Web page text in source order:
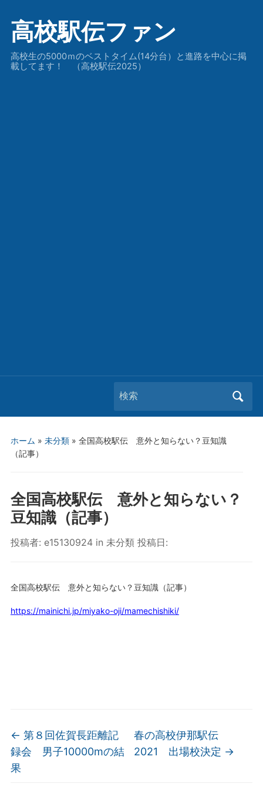
高校駅伝ファン
高校生の5000ｍのベストタイム(14分台）と進路を中心に掲
載してます！ （高校駅伝2025）
Search
for:
ホーム » 未分類» 全国高校駅伝 意外と知らない？豆知識
（記事）
全国高校駅伝 意外と知らない？
豆知識（記事）
投稿者: e15130924 in 未分類投稿日:
全国高校駅伝 意外と知らない？豆知識（記事）
https://mainichi.jp/miyako-oji/mamechishiki/
← 第８回佐賀長距離記
録会 男子10000mの結
果
春の高校伊那駅伝
2021 出場校決定 →